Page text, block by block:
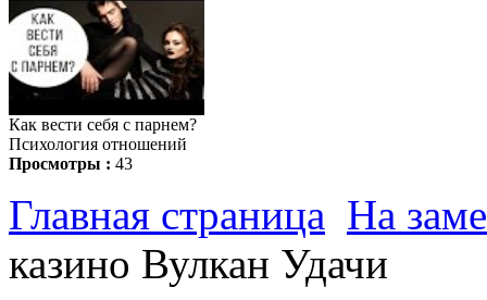
Как вести себя с парнем?
Психология отношений
Просмотры : 43
Главная страница На
казино Вулкан Удачи